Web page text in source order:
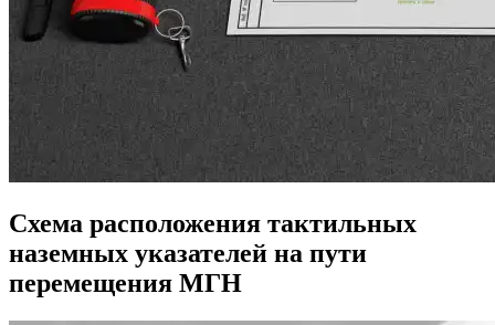
Схема расположения тактильных
наземных указателей на пути
перемещения МГН